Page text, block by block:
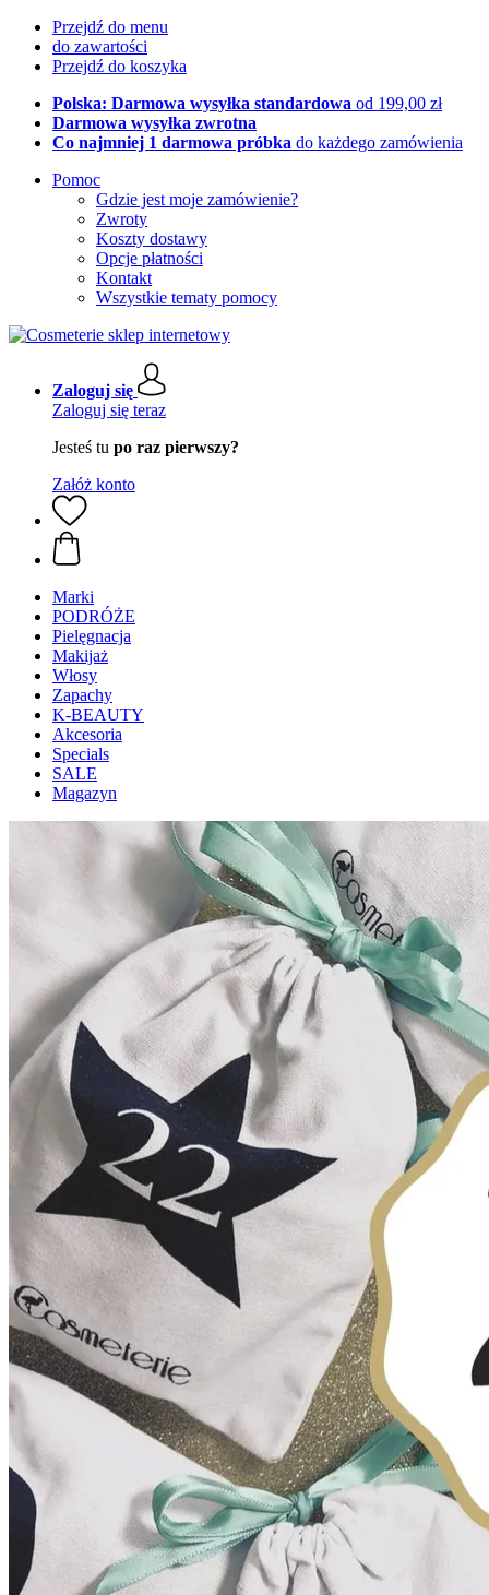
Przejdź do menu
do zawartości
Przejdź do koszyka
Polska: Darmowa wysyłka standardowa od 199,00 zł
Darmowa wysyłka zwrotna
Co najmniej 1 darmowa próbka do każdego zamówienia
Pomoc
Gdzie jest moje zamówienie?
Zwroty
Koszty dostawy
Opcje płatności
Kontakt
Wszystkie tematy pomocy
Zaloguj się
Zaloguj się teraz
Jesteś tu po raz pierwszy?
Załóż konto
Marki
PODRÓŻE
Pielęgnacja
Makijaż
Włosy
Zapachy
K-BEAUTY
Akcesoria
Specials
SALE
Magazyn